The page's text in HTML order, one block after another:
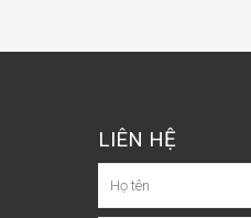
LIÊN HỆ